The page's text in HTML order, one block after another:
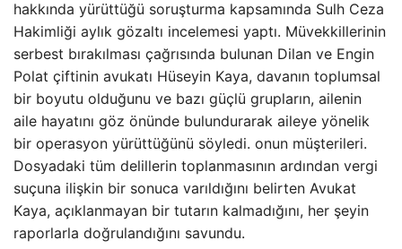
hakkında yürüttüğü soruşturma kapsamında Sulh Ceza
Hakimliği aylık gözaltı incelemesi yaptı. Müvekkillerinin
serbest bırakılması çağrısında bulunan Dilan ve Engin
Polat çiftinin avukatı Hüseyin Kaya, davanın toplumsal
bir boyutu olduğunu ve bazı güçlü grupların, ailenin
aile hayatını göz önünde bulundurarak aileye yönelik
bir operasyon yürüttüğünü söyledi. onun müşterileri.
Dosyadaki tüm delillerin toplanmasının ardından vergi
suçuna ilişkin bir sonuca varıldığını belirten Avukat
Kaya, açıklanmayan bir tutarın kalmadığını, her şeyin
raporlarla doğrulandığını savundu.